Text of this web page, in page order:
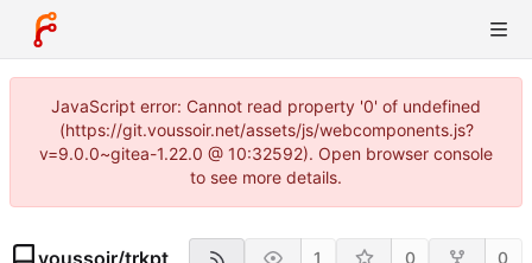
JavaScript error: Cannot read property '0' of undefined
(https://git.voussoir.net/assets/js/webcomponents.js?
v=9.0.0~gitea-1.22.0 @ 10:32592). Open browser console
to see more details.
voussoir/trkpt 1 0 0